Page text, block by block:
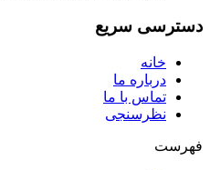
دسترسی سریع
خانه
درباره ما
تماس با ما
نظرسنجی
فهرست